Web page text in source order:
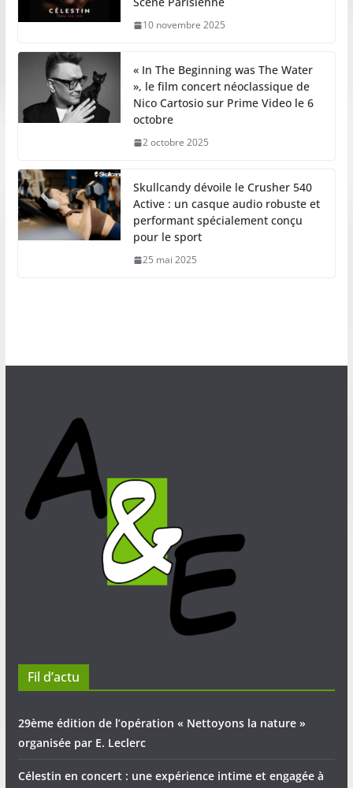
10 novembre 2025
« In The Beginning was The Water
», le film concert néoclassique de
Nico Cartosio sur Prime Video le 6
octobre
2 octobre 2025
Skullcandy dévoile le Crusher 540
Active : un casque audio robuste et
performant spécialement conçu
pour le sport
25 mai 2025
Fil d’actu
29ème édition de l’opération « Nettoyons la nature »
organisée par E. Leclerc
Célestin en concert : une expérience intime et engagée à